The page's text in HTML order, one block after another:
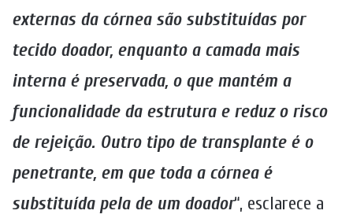
externas da córnea são substituídas por
tecido doador, enquanto a camada mais
interna é preservada, o que mantém a
funcionalidade da estrutura e reduz o risco
de rejeição. Outro tipo de transplante é o
penetrante, em que toda a córnea é
substituída pela de um doador“, esclarece a